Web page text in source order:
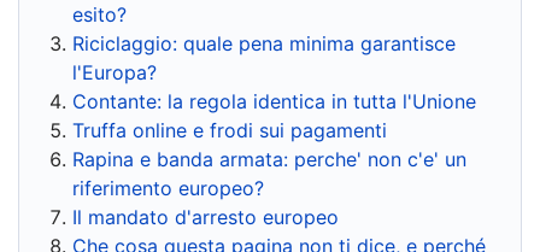
esito?
Riciclaggio: quale pena minima garantisce
l'Europa?
Contante: la regola identica in tutta l'Unione
Truffa online e frodi sui pagamenti
Rapina e banda armata: perche' non c'e' un
riferimento europeo?
Il mandato d'arresto europeo
Che cosa questa pagina non ti dice, e perché